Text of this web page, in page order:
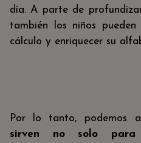
día. A parte de
también los niños
cálculo y enriquecer su
Por lo tanto, podemos
sirven no solo